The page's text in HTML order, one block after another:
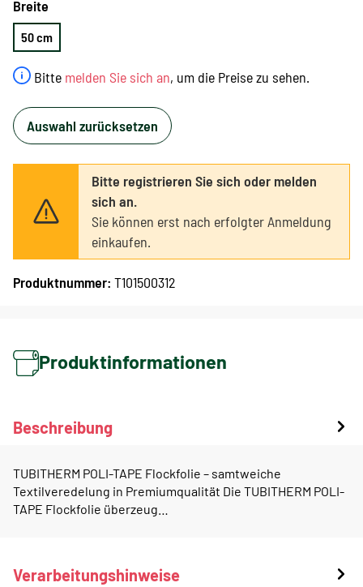
Bitte melden Sie sich an, um die Preise zu sehen.
Breite
50 cm
Auswahl zurücksetzen
Bitte registrieren Sie sich oder melden
sich an.
Sie können erst nach erfolgter Anmeldung
einkaufen.
Produktnummer: T101500312
Produktinformationen
Beschreibung
TUBITHERM POLI-TAPE Flockfolie – samtweiche
Textilveredelung in Premiumqualität Die TUBITHERM POLI-
TAPE Flockfolie überzeug…
Verarbeitungshinweise